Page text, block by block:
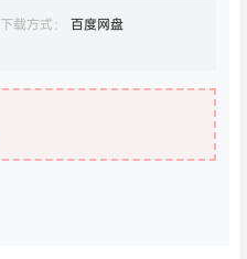
下载方式：
百度网盘